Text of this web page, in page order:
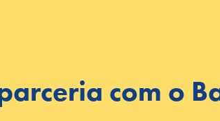
com o